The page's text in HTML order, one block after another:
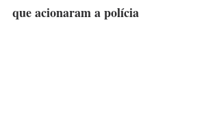
que acionaram a polícia